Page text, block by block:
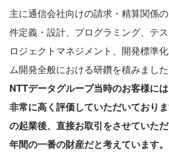
主に通信会社向けの請求・精算関係
件定義・設計、プログラミング、テ
ロジェクトマネジメント、開発標準
ム開発全般における研鑽を積みました
NTTデータグループ当時のお客様に
非常に高く評価していただいており
の起業後、直接お取引をさせていた
年間の一番の財産だと考えています。